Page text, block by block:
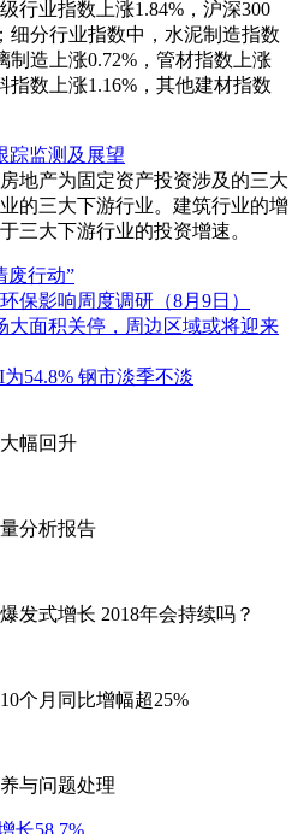
行业指数上涨1.84%，沪深300
细分行业指数中，水泥制造指数
制造上涨0.72%，管材指数上涨
指数上涨1.16%，其他建材指数
踪监测及展望
地产为固定资产投资涉及的三大
的三大下游行业。建筑行业的增
三大下游行业的投资增速。
废行动”
保影响周度调研（8月9日）
大面积关停，周边区域或将迎来
54.8% 钢市淡季不淡
幅回升
分析报告
发式增长 2018年会持续吗？
个月同比增幅超25%
与问题处理